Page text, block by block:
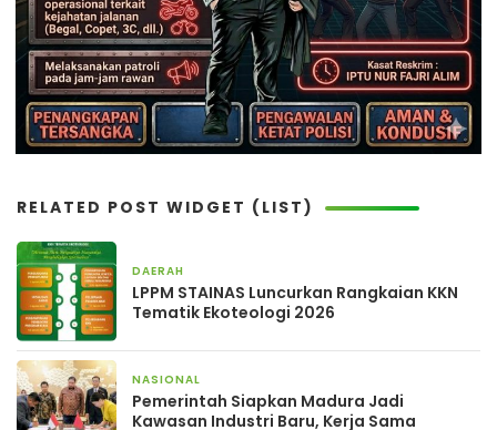
RELATED POST WIDGET (LIST)
DAERAH
LPPM STAINAS Luncurkan Rangkaian KKN
Tematik Ekoteologi 2026
NASIONAL
Pemerintah Siapkan Madura Jadi
Kawasan Industri Baru, Kerja Sama